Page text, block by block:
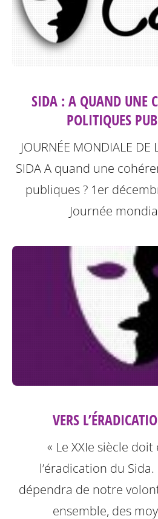
SIDA : A QUAND UNE
POLITIQUES
JOURNÉE MONDIALE DE
SIDA A quand une
publiques ? 1er
Journée
VERS
« Le XXIe siècle
l’éradication du
dépendra de notre
ensemble, des